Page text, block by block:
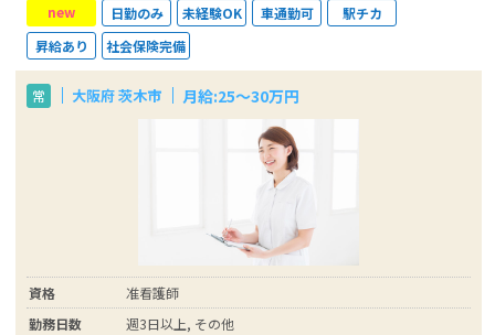
new 日勤のみ 未経験OK 車通勤可
駅チカ
昇給あり
社会保険完備
常 大阪府 茨木市 月給:25～30万円
資格
准看護師
勤務日数
週3日以上, その他